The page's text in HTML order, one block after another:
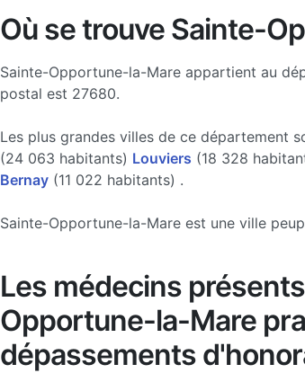
Où se trouve Sainte-
Sainte-Opportune-la-Mare appartient au
postal est 27680.
Les plus grandes villes de ce département
(24 063 habitants) Louviers (18 328
Bernay(11 022 habitants) .
Sainte-Opportune-la-Mare est une ville
Les médecins
Opportune-la-Mare
dépassements